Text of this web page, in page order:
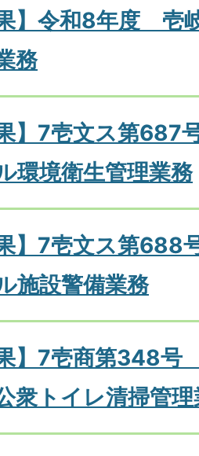
果】令和8年度 壱
務
果】7壱文ス第
環境衛生管理業務
果】7壱文ス第
施設警備業務
果】7壱商第348
衆トイレ清掃管理